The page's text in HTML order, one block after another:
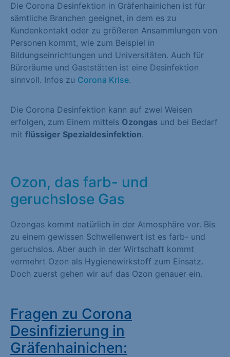
Die Corona Desinfektion in Gräfenhainichen ist für
sämtliche Branchen geeignet, in dem es zu
Kundenkontakt oder zu größeren Ansammlungen von
Personen kommt, wie zum Beispiel in
Bildungseinrichtungen und Universitäten. Auch für
Büroräume und Gaststätten ist eine Desinfektion
sinnvoll. Infos zu Corona Krise.
Die Corona Desinfektion kann auf zwei Weisen
erfolgen, zum Einem mittels Ozongas und bei Bedarf
mit flüssiger Spezialdesinfektion.
Ozon, das farb- und
geruchslose Gas
Ozongas kommt natürlich in der Atmosphäre vor. Bis
zu einem gewissen Schwellenwert ist es farb- und
geruchslos. Aber auch in der Wirtschaft kommt
vermehrt Ozon als Hygienewirkstoff zum Einsatz.
Doch zuerst gehen wir auf das Ozon genauer ein.
Fragen zu Corona
Desinfizierung in
Gräfenhainichen: